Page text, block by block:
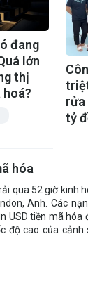
đang
lớn
thị
rửa
tỷ
hóa
qua 52 giờ kinh
Anh. Các
USD tiền mã hóa
độ cao của cảnh